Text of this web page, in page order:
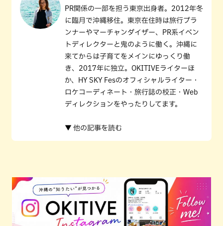
PR関係の一部を担う東京出身者。2012年冬
に臨月で沖縄移住。東京在住時は旅行プラ
ンナーやマーチャンダイザー、PR系イベン
トディレクターと鬼のように働く。沖縄に
来てからは子育てをメインにゆっくり働
き、2017年に独立。OKITIVEライターほ
か、HY SKY Fesのオフィシャルライター・
ロケコーディネート・旅行誌の校正・Web
ディレクションをやったりしてます。
▼ 他の記事を読む